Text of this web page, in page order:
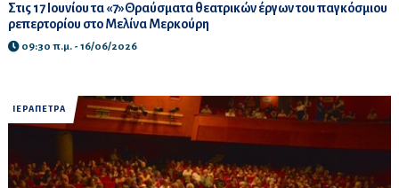
Στις 17 Ιουνίου τα «7»Θραύσματα θεατρικών έργων του παγκόσμιου
ρεπερτορίου στο Μελίνα Μερκούρη
09:30 π.μ. - 16/06/2026
ΙΕΡΑΠΕΤΡΑ